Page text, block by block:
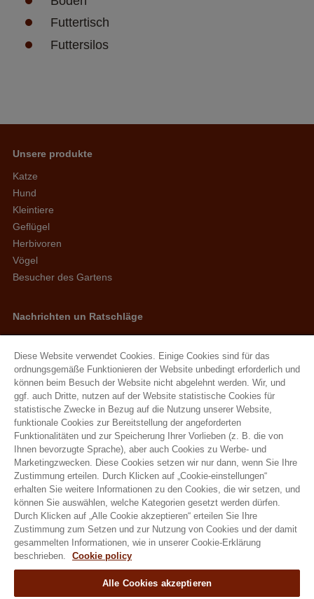
Futtertisch
Futtersilos
Unsere produkte
Katze
Hund
Kleintiere
Geflügel
Herbivoren
Vögel
Besucher des Gartens
Nachrichten un Ratschläge
Neuigkeiten
Ratschläge
Natural Granen Gebr De Scheemaecker BV
Metropoolstraat 28 – 29 2900 Schoten
BE 0437.115.256 - RPR Antwerpen
E. info@hobbyfirst.com
T. +32 3 640 35 50
Folgen sie uns
Diese Website verwendet Cookies. Einige Cookies sind für das
ordnungsgemäße Funktionieren der Website unbedingt erforderlich und
können beim Besuch der Website nicht abgelehnt werden. Wir, und
ggf. auch Dritte, nutzen auf der Website statistische Cookies für
statistische Zwecke in Bezug auf die Nutzung unserer Website,
funktionale Cookies zur Bereitstellung der angeforderten
Funktionalitäten und zur Speicherung Ihrer Vorlieben (z. B. die von
Ihnen bevorzugte Sprache), aber auch Cookies zu Werbe- und
Marketingzwecken. Diese Cookies setzen wir nur dann, wenn Sie Ihre
Zustimmung erteilen. Durch Klicken auf „Cookie-einstellungen“
erhalten Sie weitere Informationen zu den Cookies, die wir setzen, und
können Sie auswählen, welche Kategorien gesetzt werden dürfen.
Durch Klicken auf „Alle Cookie akzeptieren“ erteilen Sie Ihre
Zustimmung zum Setzen und zur Nutzung von Cookies und der damit
gesammelten Informationen, wie in unserer Cookie-Erklärung
beschrieben.
Cookie policy
Alle Cookies akzeptieren